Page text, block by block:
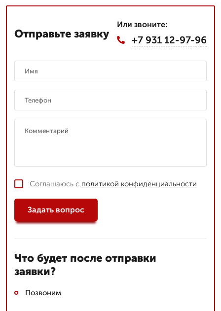
Отправьте заявку
Или звоните:
+7 931 12-97-96
Соглашаюсь с политикой конфиденциальности
Задать вопрос
Что будет после отправки
заявки?
Позвоним